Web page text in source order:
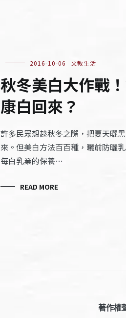
2016-10-06 文教生活
秋冬美白大作戰
康白回來？
許多民眾想趁秋冬之際，把夏天曬
來。但美白方法百百種，曬前防曬
每白乳業的保養…
READ MORE
著作權